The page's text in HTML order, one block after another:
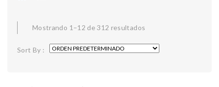
Mostrando 1–12 de 312 resultados
Sort By :